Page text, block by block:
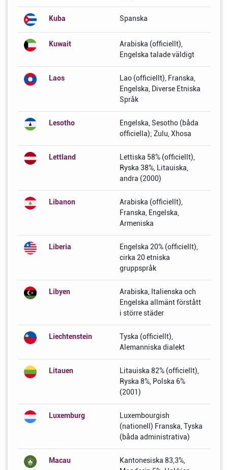
Kuba Spanska
Kuwait
Arabiska (officiellt),
Engelska talade väldigt
Laos
Lao (officiellt), Franska,
Engelska, Diverse Etniska
Språk
Lesotho
Engelska, Sesotho (båda
officiella); Zulu, Xhosa
Lettland
Lettiska 58% (officiellt),
Ryska 38%, Litauiska,
andra (2000)
Libanon
Arabiska (officiellt),
Franska, Engelska,
Armeniska
Liberia
Engelska 20% (officiellt),
cirka 20 etniska
gruppspråk
Libyen
Arabiska, Italienska och
Engelska allmänt förstått
i större städer
Liechtenstein
Tyska (officiellt),
Alemanniska dialekt
Litauen
Litauiska 82% (officiellt),
Ryska 8%, Polska 6%
(2001)
Luxemburg
Luxembourgish
(nationell) Franska, Tyska
(båda administrativa)
Macau
Kantonesiska 83,3%,